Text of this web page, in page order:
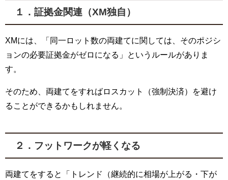
１．証拠金関連（XM独自）
XMには、「同一ロット数の両建てに関しては、そのポジシ
ョンの必要証拠金がゼロになる」というルールがありま
す。
そのため、両建てをすればロスカット（強制決済）を避け
ることができるかもしれません。
２．フットワークが軽くなる
両建てをすると「トレンド（継続的に相場が上がる・下が